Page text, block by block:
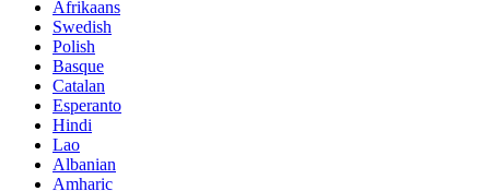
Afrikaans
Swedish
Polish
Basque
Catalan
Esperanto
Hindi
Lao
Albanian
Amharic